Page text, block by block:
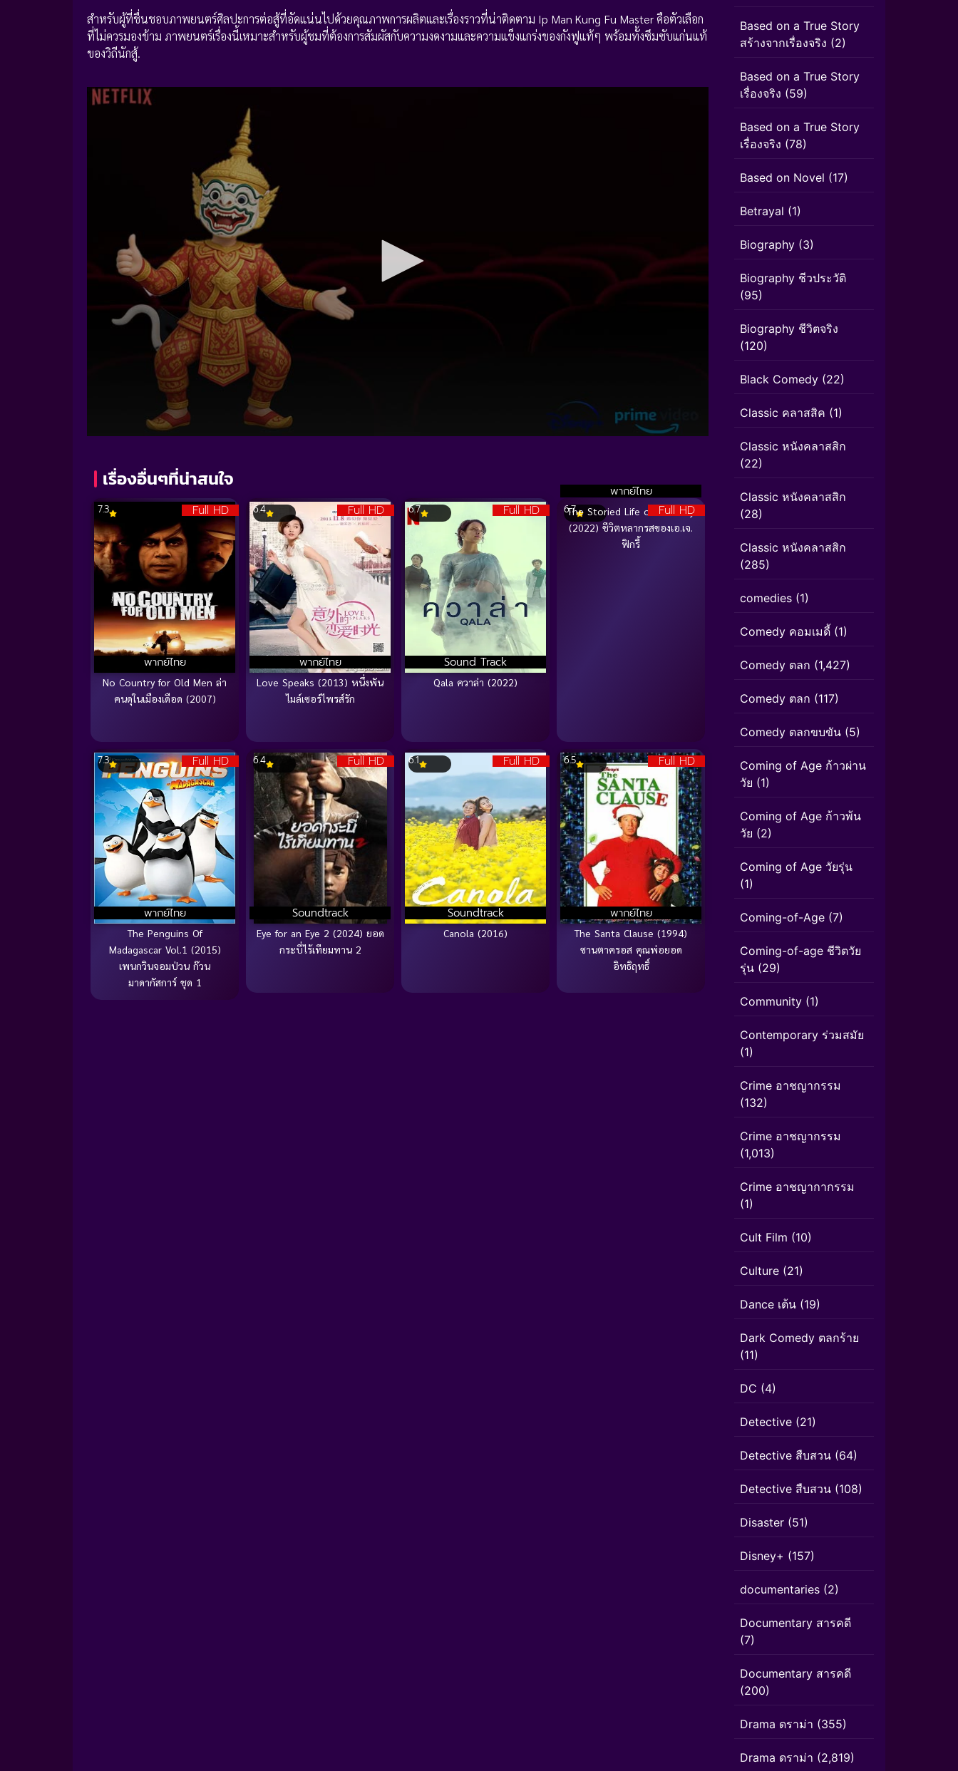
สำหรับผู้ที่ชื่นชอบภาพยนตร์ศิลปะการต่อสู้ที่อัดแน่นไปด้วยคุณภาพการผลิตและเรื่องราวที่น่าติดตาม Ip Man Kung Fu Master คือตัวเลือก
ที่ไม่ควรมองข้าม ภาพยนตร์เรื่องนี้เหมาะสำหรับผู้ชมที่ต้องการสัมผัสกับความงดงามและความแข็งแกร่งของกังฟูแท้ๆ พร้อมทั้งซึมซับแก่นแท้
ของวิถีนักสู้.
เรื่องอื่นๆที่น่าสนใจ
Full HD
พากย์ไทย
7.3
No Country for Old Men ล่า
คนดุในเมืองเดือด (2007)
Full HD
พากย์ไทย
6.4
Love Speaks (2013) หนึ่งพัน
ไมล์เซอร์ไพรส์รัก
Full HD
Sound Track
6.7
Qala ควาล่า (2022)
Full HD
พากย์ไทย
6.7
The Storied Life of A.J. Fikry
(2022) ชีวิตหลากรสของเอ.เจ.
ฟิกรี้
Full HD
พากย์ไทย
7.3
The Penguins Of
Madagascar Vol.1 (2015)
เพนกวินจอมป่วน ก๊วน
มาดากัสการ์ ชุด 1
Full HD
Soundtrack
6.4
Eye for an Eye 2 (2024) ยอด
กระบี่ไร้เทียมทาน 2
Full HD
Soundtrack
6.1
Canola (2016)
Full HD
พากย์ไทย
6.5
The Santa Clause (1994)
ซานตาครอส คุณพ่อยอด
อิทธิฤทธิ์
Based on a True Story
สร้างจากเรื่องจริง (2)
Based on a True Story
เรื่องจริง (59)
Based on a True Story
เรื่องจริง (78)
Based on Novel (17)
Betrayal (1)
Biography (3)
Biography ชีวประวัติ
(95)
Biography ชีวิตจริง
(120)
Black Comedy (22)
Classic คลาสสิค (1)
Classic หนังคลาสสิก
(22)
Classic หนังคลาสสิก
(28)
Classic หนังคลาสสิก
(285)
comedies (1)
Comedy คอมเมดี้ (1)
Comedy ตลก (1,427)
Comedy ตลก (117)
Comedy ตลกขบขัน (5)
Coming of Age ก้าวผ่าน
วัย (1)
Coming of Age ก้าวพ้น
วัย (2)
Coming of Age วัยรุ่น
(1)
Coming-of-Age (7)
Coming-of-age ชีวิตวัย
รุ่น (29)
Community (1)
Contemporary ร่วมสมัย
(1)
Crime อาชญากรรม
(132)
Crime อาชญากรรม
(1,013)
Crime อาชญากากรรม
(1)
Cult Film (10)
Culture (21)
Dance เต้น (19)
Dark Comedy ตลกร้าย
(11)
DC (4)
Detective (21)
Detective สืบสวน (64)
Detective สืบสวน (108)
Disaster (51)
Disney+ (157)
documentaries (2)
Documentary สารคดี
(7)
Documentary สารคดี
(200)
Drama ดราม่า (355)
Drama ดราม่า (2,819)